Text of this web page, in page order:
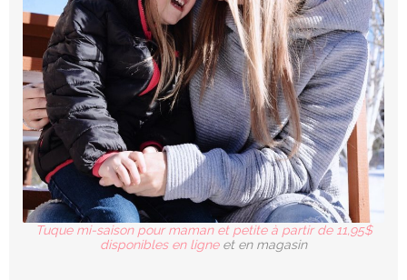
Tuque mi-saison pour maman et petite à partir de 11,95$
disponibles en ligneet en magasin